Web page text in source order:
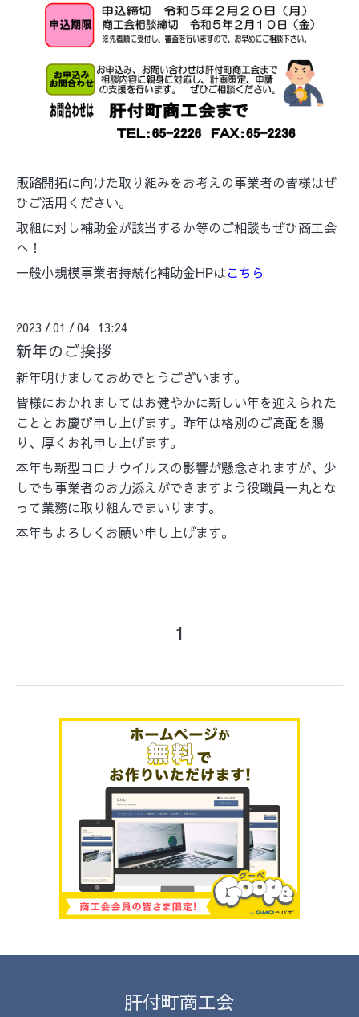
販路開拓に向けた取り組みをお考えの事業者の皆様はぜ
ひご活用ください。
取組に対し補助金が該当するか等のご相談もぜひ商工会
へ！
一般小規模事業者持続化補助金HPはこちら
2023 /01 /04 13:24
新年のご挨拶
新年明けましておめでとうございます。
皆様におかれましてはお健やかに新しい年を迎えられた
こととお慶び申し上げます。昨年は格別のご高配を賜
り、厚くお礼申し上げます。
本年も新型コロナウイルスの影響が懸念されますが、少
しでも事業者のお力添えができますよう役職員一丸とな
って業務に取り組んでまいります。
本年もよろしくお願い申し上げます。
1
肝付町商工会